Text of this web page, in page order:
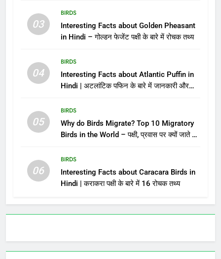
03
BIRDS
Interesting Facts about Golden Pheasant
in Hindi – गोल्डन फेजेंट पक्षी के बारे में रोचक तथ्य
04
BIRDS
Interesting Facts about Atlantic Puffin in
Hindi | अटलांटिक पफिन के बारे में जानकारी और
05
BIRDS
Why do Birds Migrate? Top 10 Migratory
Birds in the World – पक्षी, प्रवास पर क्यों जाते है?
06
BIRDS
Interesting Facts about Caracara Birds in
Hindi | कराकरा पक्षी के बारे में 16 रोचक तथ्य